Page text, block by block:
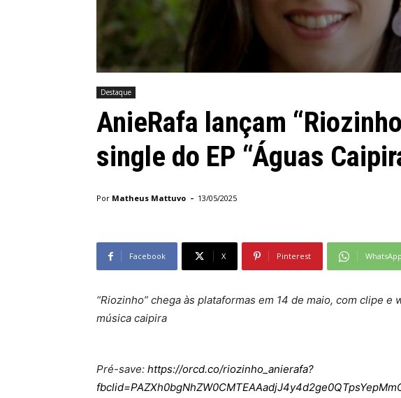
Destaque
AnieRafa lançam
single do EP “Águas
Por Matheus Mattuvo - 13/05/2025
Facebook X Pinterest WhatsApp
“Riozinho” chega às plataformas em 14 de maio, com clipe
música caipira
Pré-save: https://orcd.co/riozinho_anierafa?